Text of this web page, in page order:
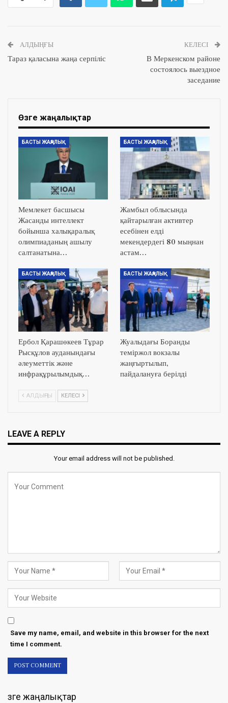
АЛДЫҢҒЫ
Тараз қаласына жаңа серпіліс
КЕЛЕСІ
В Меркенском районе
состоялось выездное
заседание
Өзге жаңалықтар
БАСТЫ ЖАҢАЛЫҚ
Мемлекет басшысы
Жасанды интеллект
бойынша халықаралық
олимпиаданың ашылу
салтанатына…
БАСТЫ ЖАҢАЛЫҚ
Жамбыл облысында
қайтарылған активтер
есебінен елді
мекендердегі 80 мыңнан
астам…
БАСТЫ ЖАҢАЛЫҚ
Ербол Қарашөкеев Тұрар
Рысқұлов ауданындағы
әлеуметтік және
инфрақұрылымдық…
БАСТЫ ЖАҢАЛЫҚ
Жуалыдағы Боранды
теміржол вокзалы
жаңғыртылып,
пайдалануға берілді
АЛДЫҢҒЫ КЕЛЕСІ
LEAVE A REPLY
Your email address will not be published.
Save my name, email, and website in this browser for the next
time I comment.
Өзге жаңалықтар